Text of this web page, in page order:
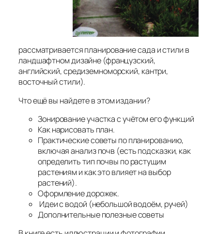
рассматривается планирование сада и стили в
ландшафтном дизайне (французский,
английский, средиземноморский, кантри,
восточный стили).
Что ещё вы найдете в этом издании?
Зонирование участка с учётом его функций
Как нарисовать план.
Практические советы по планированию,
включая анализ почв (есть подсказки, как
определить тип почвы по растущим
растениям и как это влияет на выбор
растений).
Оформление дорожек.
Идеи с водой (небольшой водоём, ручей)
Дополнительные полезные советы